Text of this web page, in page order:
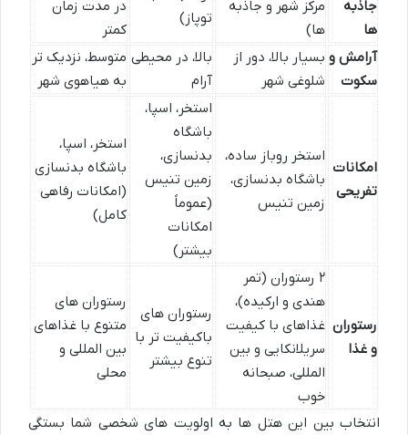
جاذبه
ها
مرکز شهر و جاذبه
ها)
توپاز)
در مدت زمان
کمتر
آرامش و
سکوت
بسیار بالا، دور از
شلوغی شهر
بالا، در محیطی
آرام
متوسط، نزدیک تر
به هیاهوی شهر
امکانات
تفریحی
استخر روباز ساده،
باشگاه بدنسازی،
زمین تنیس
استخر، اسپا،
باشگاه
بدنسازی،
زمین تنیس
(عموماً
امکانات
بیشتر)
استخر، اسپا،
باشگاه بدنسازی
(امکانات رفاهی
کامل)
رستوران
و غذا
۲ رستوران (تمر
هندی و ارکیده)،
غذاهای با کیفیت
سریلانکایی و بین
المللی، صبحانه
خوب
رستوران های
باکیفیت تر با
تنوع بیشتر
رستوران های
متنوع با غذاهای
بین المللی و
محلی
انتخاب بین این هتل ها به اولویت های شخصی شما بستگی